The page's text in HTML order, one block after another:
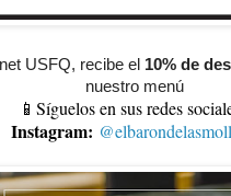
USFQ, recibe el 10% de
nuestro menú
📱Síguelos en sus redes
Instagram: